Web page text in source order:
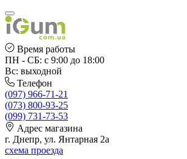
Время работы
ПН - СБ: с 9:00 до 18:00
Вс: выходной
Телефон
(097) 966-71-21
(073) 800-93-25
(099) 731-73-53
Адрес магазина
г. Днепр, ул. Янтарная 2а
схема проезда